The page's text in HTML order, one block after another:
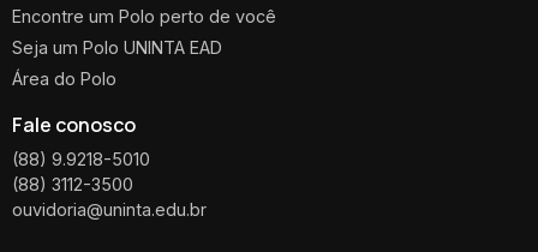
Encontre um Polo perto de você
Seja um Polo UNINTA EAD
Área do Polo
Fale conosco
(88) 9.9218-5010
(88) 3112-3500
ouvidoria@uninta.edu.br